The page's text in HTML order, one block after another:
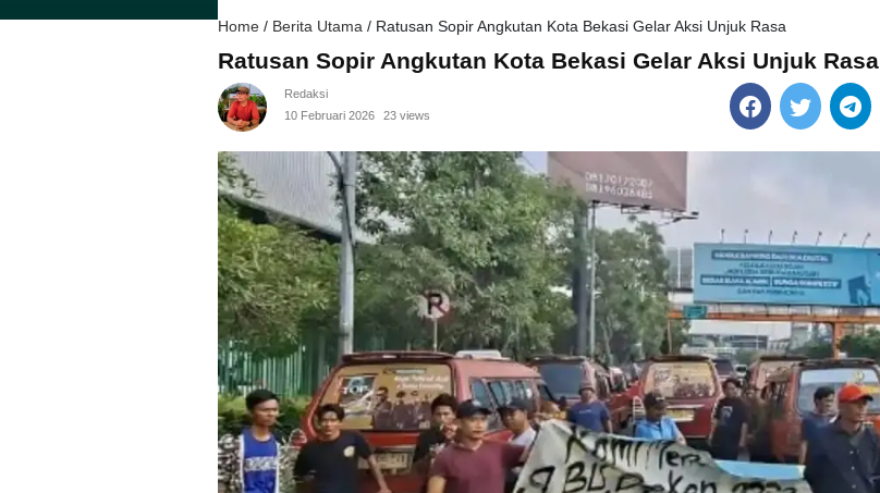
Home / Berita Utama / Ratusan Sopir Angkutan Kota Bekasi Gelar Aksi Unjuk Rasa
Ratusan Sopir Angkutan Kota Bekasi Gelar Aksi Unjuk Rasa
Redaksi
10 Februari 2026
23 views